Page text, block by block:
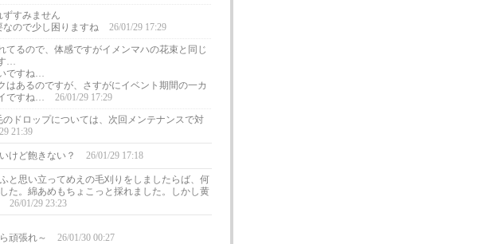
すみません
ので少し困りますね
26/01/29 17:29
てるので、体感ですがイメンマハの花束と同じ
…
ですね…
はあるのですが、さすがにイベント期間の一カ
ですね…
26/01/29 17:29
ドロップについては、次回メンテナンスで対
21:39
けど飽きない？ 26/01/29 17:18
と思い立ってめえの毛刈りをしましたらば、何
た。綿あめもちょこっと採れました。しかし黄
26/01/29 23:23
頑張れ～
26/01/30 00:27